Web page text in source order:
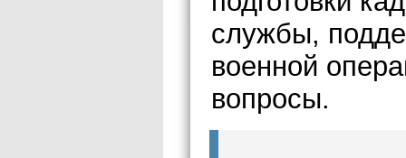
службы,
военной
вопросы.